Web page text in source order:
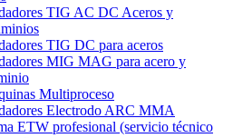
TIG AC DC Aceros y
TIG DC para aceros
MIG MAG para acero y
Multiproceso
Electrodo ARC MMA
ETW profesional (servicio técnico